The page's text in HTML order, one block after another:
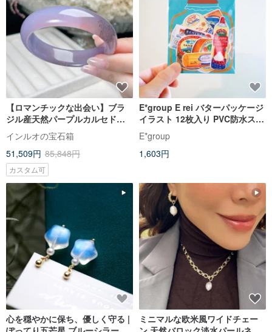
【ロマンチックな出会い】ブラ
ジル産天然パープルカルセドニ
ーバングル | 腕周り17.5cm | 天
然石 | ギフト
インルオの宝石箱
51,509円 85,848円
カスタム可
E*group E rei バターパッケージ
イラスト 12枚入り PVC防水ステ
ッカー デザインステッカー ステ
ッカーパック
E*group
1,603円
心を穏やかに保ち、優しく守る |
ミニマルな欧米風ワイドチェー